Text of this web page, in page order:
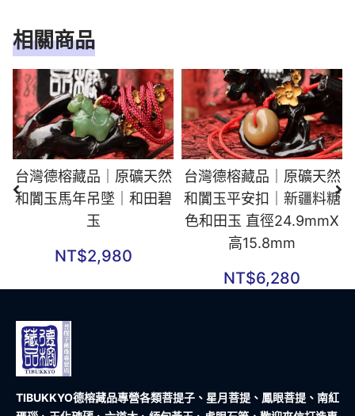
相關商品
台灣德榕藏品｜原礦天然
和闐玉馬年吊墜｜和田碧
玉
NT$2,980
台灣德榕藏品｜原礦天然
和闐玉平安扣｜新疆料糖
色和田玉 直徑24.9mmX
高15.8mm
NT$6,280
TIBUKKYO德榕藏品專營各類菩提子、星月菩提、鳳眼菩提、南紅